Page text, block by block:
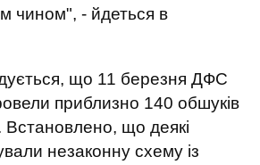
чином", - йдеться в
що 11 березня ДФС
приблизно 140 обшуків
що деякі
незаконну схему із